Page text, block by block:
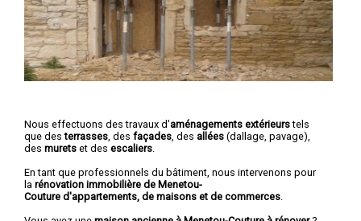
Nous effectuons des travaux d'aménagements extérieurstels
que desterrasses , des façades , des allées (dallage, pavage),
des murets et des escaliers
En tant que professionnels du bâtiment, nous intervenons pour
la rénovation immobilière de Menetou-
Couture d'appartements, de maisons et de commerces